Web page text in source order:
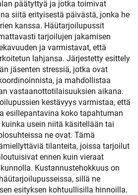
päätyttyä ja jotka toimivat
siitä erityisestä päivästä, jonka he
kanssa. Häütarjoilupussit
tarjoilujen jakamisen
ja varmistavat, että
lahjansa. Järjestetty esittely
jäsenten stressiä, jotka ovat
ja mahdollistaa
vastaanottotilaisuuksien aikana.
kestävyys varmistaa, että
esillepantavina koko tapahtuman
usein niitä käsitellään tai
ne ovat. Tämä
tilanteita, joissa tarjoilut
ennen kuin vieraat
Kustannustehokkuus on
sillä ne
esityksen kohtuullisilla hinnoilla.